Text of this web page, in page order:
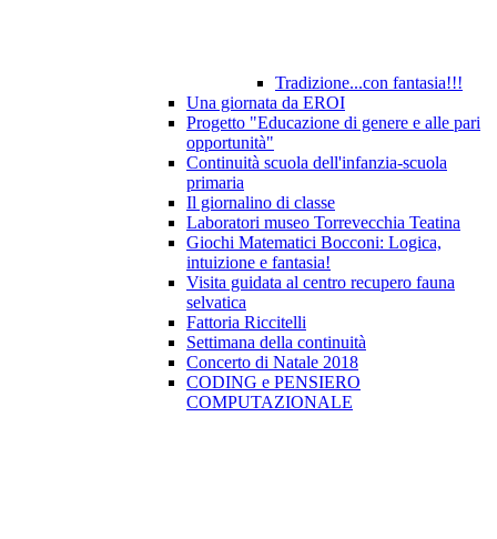
Tradizione...con fantasia!!!
Una giornata da EROI
Progetto "Educazione di genere e alle pari
opportunità"
Continuità scuola dell'infanzia-scuola
primaria
Il giornalino di classe
Laboratori museo Torrevecchia Teatina
Giochi Matematici Bocconi: Logica,
intuizione e fantasia!
Visita guidata al centro recupero fauna
selvatica
Fattoria Riccitelli
Settimana della continuità
Concerto di Natale 2018
CODING e PENSIERO
COMPUTAZIONALE